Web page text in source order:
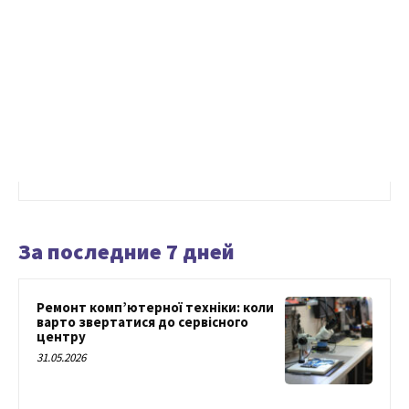
За последние 7 дней
Ремонт комп’ютерної техніки: коли
варто звертатися до сервісного
центру
31.05.2026